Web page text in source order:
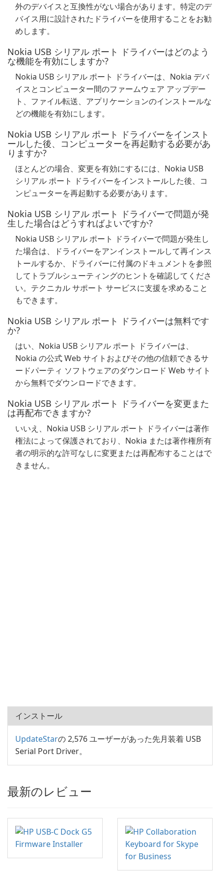
外のデバイスと互換性がない場合があります。特定のデ
バイス用に設計されたドライバーを使用することをお勧
めします。
Nokia USB シリアル ポート ドライバーはどのよう
な機能を有効にしますか?
Nokia USB シリアル ポート ドライバーは、Nokia デバ
イスとコンピューター間のファームウェア アップデー
ト、ファイル転送、アプリケーションのインストールな
どの機能を有効にします。
Nokia USB シリアル ポート ドライバーをインスト
ールした後、コンピューターを再起動する必要があ
りますか?
ほとんどの場合、変更を有効にするには、Nokia USB
シリアル ポート ドライバーをインストールした後、コ
ンピューターを再起動する必要があります。
Nokia USB シリアル ポート ドライバーで問題が発
生した場合はどうすればよいですか?
Nokia USB シリアル ポート ドライバーで問題が発生し
た場合は、ドライバーをアンインストールして再インス
トールするか、ドライバーに付属のドキュメントを参照
してトラブルシューティングのヒントを確認してくださ
い。テクニカル サポート サービスに支援を求めること
もできます。
Nokia USB シリアル ポート ドライバーは無料です
か?
はい、Nokia USB シリアル ポート ドライバーは、
Nokia の公式 Web サイトおよびその他の信頼できるサ
ードパーティ ソフトウェアのダウンロード Web サイト
から無料でダウンロードできます。
Nokia USB シリアル ポート ドライバーを変更また
は再配布できますか?
いいえ、Nokia USB シリアル ポート ドライバーは著作
権法によって保護されており、Nokia または著作権所有
者の明示的な許可なしに変更または再配布することはで
きません。
インストール
UpdateStarの 2,576 ユーザーがあった先月装着 USB
Serial Port Driver。
最新のレビュー